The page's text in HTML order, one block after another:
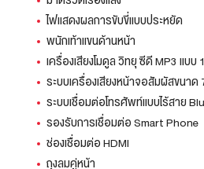
ไฟแสดงผลการขับขี่แบบประหยัด
พนักเท้าแขนด้านหน้า
เครื่องเสียงโมดูล วิทยุ ซีดี MP3 แบบ
ระบบเครื่องเสียงหน้าจอสัมผัสขนา
ระบบเชื่อมต่อโทรศัพท์แบบไร้สาย
รองรับการเชื่อมต่อ Smart Phone
ช่องเชื่อมต่อ HDMI
ถุงลมคู่หน้า